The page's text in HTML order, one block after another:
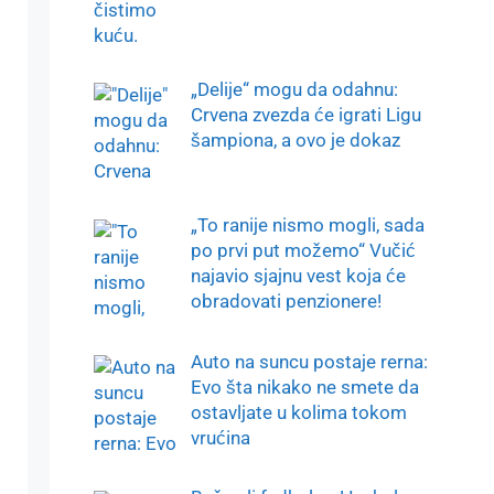
„Delije“ mogu da odahnu:
Crvena zvezda će igrati Ligu
šampiona, a ovo je dokaz
„To ranije nismo mogli, sada
po prvi put možemo“ Vučić
najavio sjajnu vest koja će
obradovati penzionere!
Auto na suncu postaje rerna:
Evo šta nikako ne smete da
ostavljate u kolima tokom
vrućina